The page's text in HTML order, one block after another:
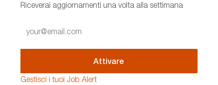
Riceverai aggiornamenti una volta alla settimana
Email
address
Attivare
Gestisci i tuoi Job Alert